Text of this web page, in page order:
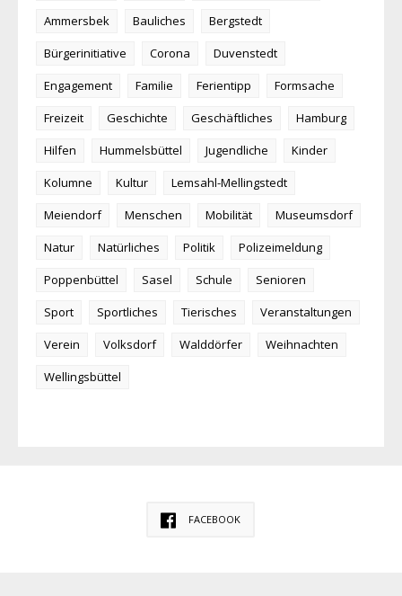
Ammersbek
Bauliches
Bergstedt
Bürgerinitiative
Corona
Duvenstedt
Engagement
Familie Ferientipp
Formsache
Freizeit
Geschichte Geschäftliches
Hamburg
Hilfen
Hummelsbüttel Jugendliche
Kinder
Kolumne
Kultur
Lemsahl-Mellingstedt
Meiendorf
Menschen Mobilität
Museumsdorf
Natur
Natürliches Politik
Polizeimeldung
Poppenbüttel
Sasel Schule
Senioren
Sport
Sportliches Tierisches
Veranstaltungen
Verein
Volksdorf Walddörfer
Weihnachten
Wellingsbüttel
FACEBOOK